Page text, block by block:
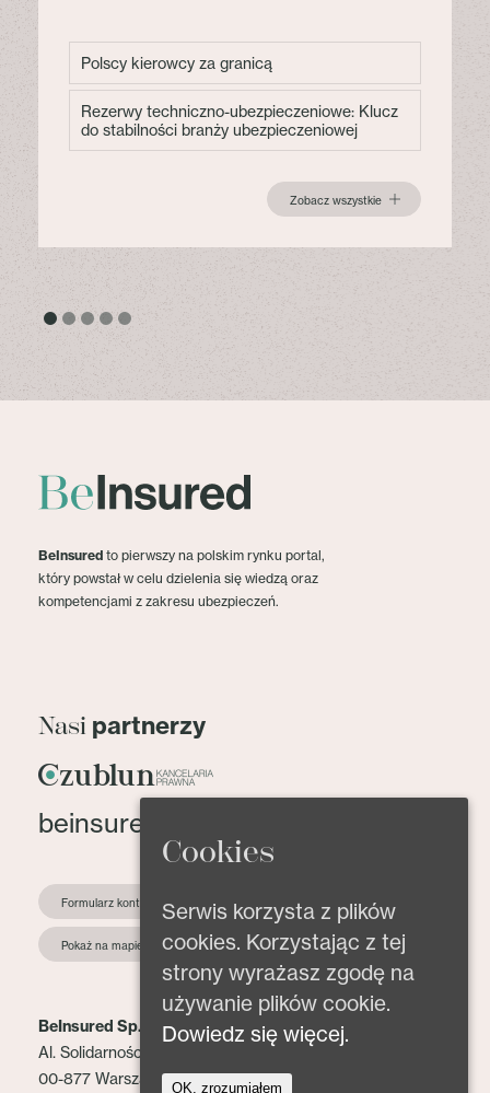
Polscy kierowcy za granicą
Rezerwy techniczno-ubezpieczeniowe: Klucz
do stabilności branży ubezpieczeniowej
Zobacz wszystkie
BeInsured to pierwszy na polskim rynku portal,
który powstał w celu dzielenia się wiedzą oraz
kompetencjami z zakresu ubezpieczeń.
Nasi partnerzy
beinsured@beinsured.pl
Formularz kontaktowy
Pokaż na mapie
BeInsured Sp. z o.o.
Al. Solidarności 153 lok. 2
00-877 Warszawa
Cookies
Serwis korzysta z plików
cookies. Korzystając z tej
strony wyrażasz zgodę na
używanie plików cookie.
Dowiedz się więcej.
OK, zrozumiałem